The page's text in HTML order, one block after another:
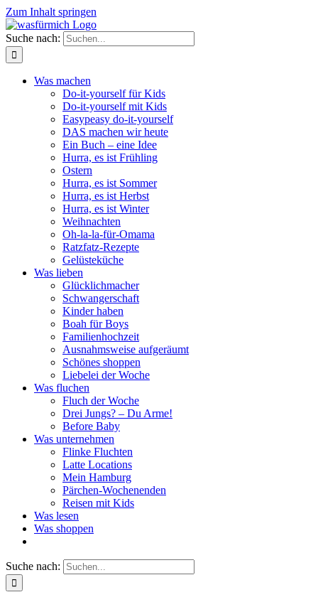
Zum Inhalt springen
Suche nach:
Was machen
Do-it-yourself für Kids
Do-it-yourself mit Kids
Easypeasy do-it-yourself
DAS machen wir heute
Ein Buch – eine Idee
Hurra, es ist Frühling
Ostern
Hurra, es ist Sommer
Hurra, es ist Herbst
Hurra, es ist Winter
Weihnachten
Oh-la-la-für-Omama
Ratzfatz-Rezepte
Gelüsteküche
Was lieben
Glücklichmacher
Schwangerschaft
Kinder haben
Boah für Boys
Familienhochzeit
Ausnahmsweise aufgeräumt
Schönes shoppen
Liebelei der Woche
Was fluchen
Fluch der Woche
Drei Jungs? – Du Arme!
Before Baby
Was unternehmen
Flinke Fluchten
Latte Locations
Mein Hamburg
Pärchen-Wochenenden
Reisen mit Kids
Was lesen
Was shoppen
Suche nach: